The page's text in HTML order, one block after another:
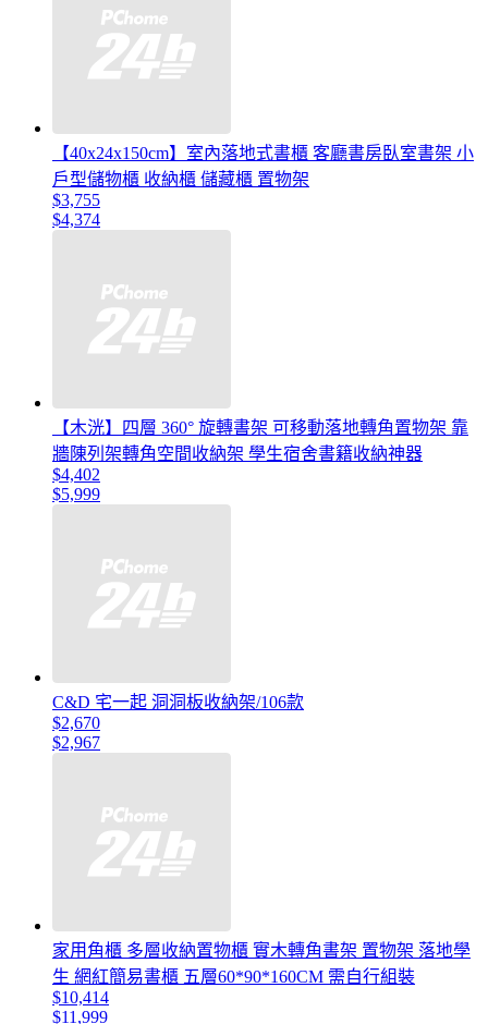
【40x24x150cm】室內落地式書櫃 客廳書房臥室書架 小
戶型儲物櫃 收納櫃 儲藏櫃 置物架
$3,755
$4,374
【木洸】四層 360° 旋轉書架 可移動落地轉角置物架 靠
牆陳列架轉角空間收納架 學生宿舍書籍收納神器
$4,402
$5,999
C&D 宅一起 洞洞板收納架/106款
$2,670
$2,967
家用角櫃 多層收納置物櫃 實木轉角書架 置物架 落地學
生 網紅簡易書櫃 五層60*90*160CM 需自行組裝
$10,414
$11,999